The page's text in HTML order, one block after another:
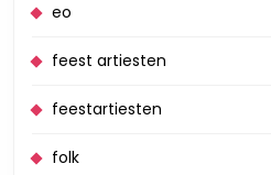
eo
feest artiesten
feestartiesten
folk